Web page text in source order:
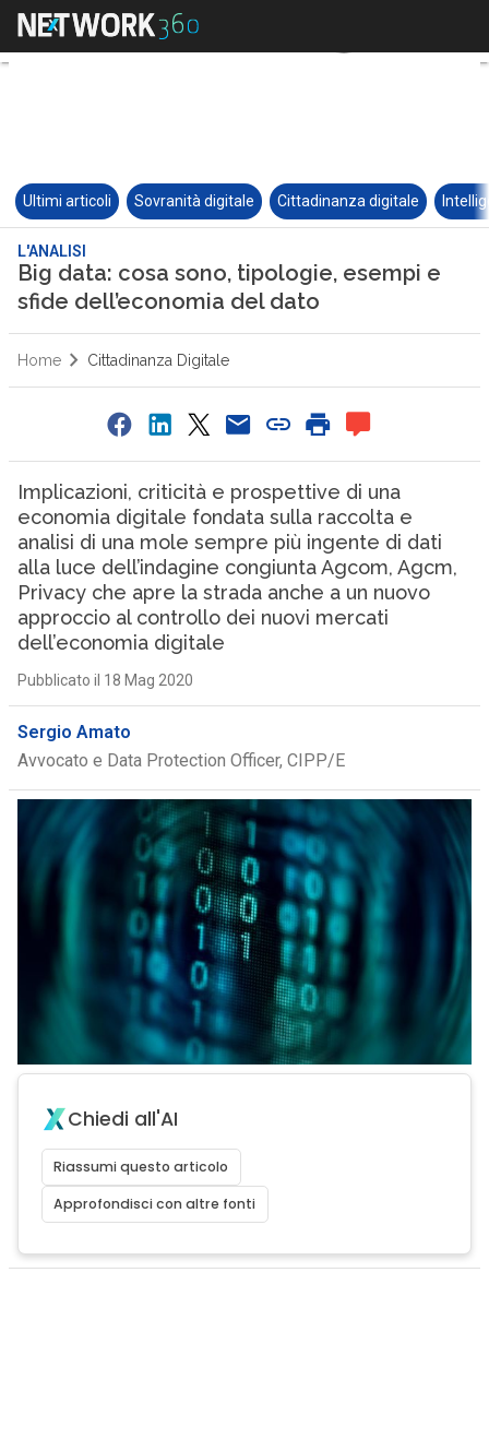
Ultimi articoli Sovranità digitale Cittadinanza digitale
L'ANALISI
Big data: cosa sono, tipologie, esempi e
sfide dell’economia del dato
Home Cittadinanza Digitale
Implicazioni, criticità e prospettive di una
economia digitale fondata sulla raccolta e
analisi di una mole sempre più ingente di dati
alla luce dell’indagine congiunta Agcom, Agcm,
Privacy che apre la strada anche a un nuovo
approccio al controllo dei nuovi mercati
dell’economia digitale
Pubblicato il 18 Mag 2020
Sergio Amato
Avvocato e Data Protection Officer, CIPP/E
Chiedi all'AI
Riassumi questo articolo
Approfondisci con altre fonti